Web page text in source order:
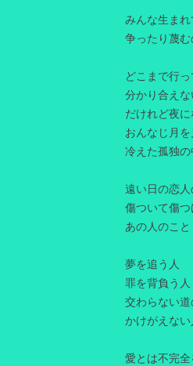
みんな生ま
争ったり蔑
どこまで行
分かり合えな
だけれど夜
おんなじ月
冷えた孤独の
遠い日の恋
傷ついて傷つ
あの人のこと
夢を追う人
罪を背負う人
交わらない道
かけがえない
愛とは不完全